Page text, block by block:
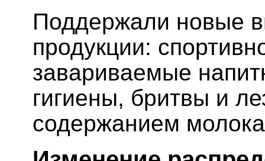
Поддержали новые
продукции:
завариваемые
гигиены, бритвы и
содержанием